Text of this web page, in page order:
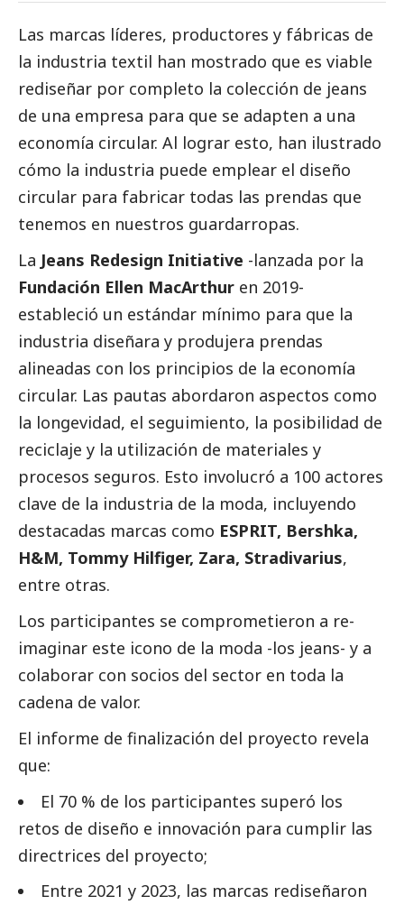
Las marcas líderes, productores y fábricas de
la industria textil han mostrado que es viable
rediseñar por completo la colección de jeans
de una empresa para que se adapten a una
economía circular. Al lograr esto, han ilustrado
cómo la industria puede emplear el diseño
circular para fabricar todas las prendas que
tenemos en nuestros guardarropas.
La Jeans Redesign Initiative -lanzada por la
Fundación Ellen MacArthur en 2019-
estableció un estándar mínimo para que la
industria diseñara y produjera prendas
alineadas con los principios de la economía
circular. Las pautas abordaron aspectos como
la longevidad, el seguimiento, la posibilidad de
reciclaje y la utilización de materiales y
procesos seguros. Esto involucró a 100 actores
clave de la industria de la moda, incluyendo
destacadas marcas como ESPRIT, Bershka,
H&M, Tommy Hilfiger, Zara, Stradivarius,
entre otras.
Los participantes se comprometieron a re-
imaginar este icono de la moda -los jeans- y a
colaborar con socios del sector en toda la
cadena de valor.
El informe de finalización del proyecto revela
que:
El 70 % de los participantes superó los
retos de diseño e innovación para cumplir las
directrices del proyecto;
Entre 2021 y 2023, las marcas rediseñaron